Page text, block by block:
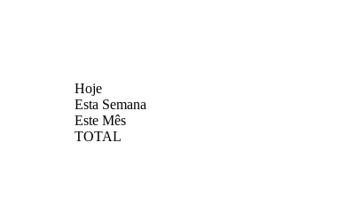
Hoje
Esta Semana
Este Mês
TOTAL